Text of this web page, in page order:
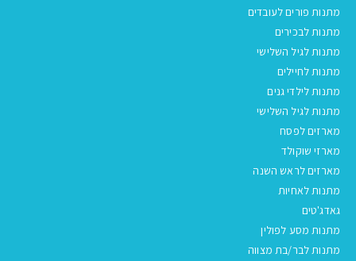
מתנות פורים לעובדים
מתנות לבכירים
מתנות לגיל השלישי
מתנות לחיילים
מתנות לילדי גנים
מתנות לגיל השלישי
מארזים לפסח
מארזי שוקולד
מארזים לראש השנה
מתנות לאחיות
גאדג'טים
מתנות מסע לפולין
מתנות לבר/בת מצווה